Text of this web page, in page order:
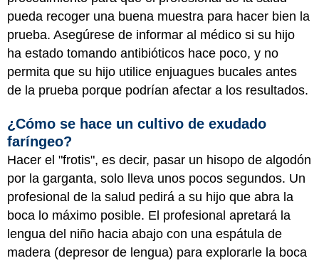
pueda recoger una buena muestra para hacer bien la
prueba. Asegúrese de informar al médico si su hijo
ha estado tomando antibióticos hace poco, y no
permita que su hijo utilice enjuagues bucales antes
de la prueba porque podrían afectar a los resultados.
¿Cómo se hace un cultivo de exudado
faríngeo?
Hacer el "frotis", es decir, pasar un hisopo de algodón
por la garganta, solo lleva unos pocos segundos. Un
profesional de la salud pedirá a su hijo que abra la
boca lo máximo posible. El profesional apretará la
lengua del niño hacia abajo con una espátula de
madera (depresor de lengua) para explorarle la boca